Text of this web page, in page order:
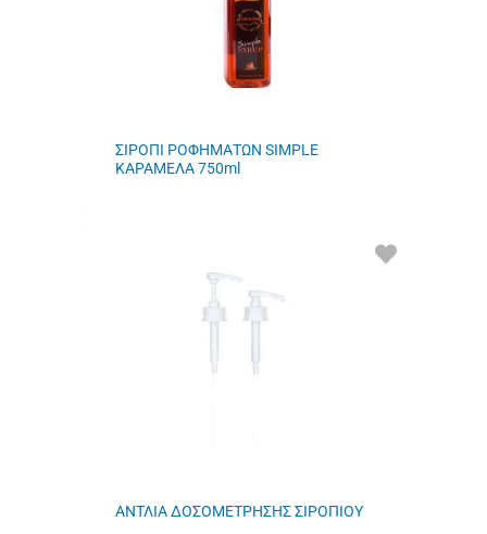
ΣΙΡΟΠΙ ΡΟΦΗΜΑΤΩΝ SIMPLE
ΚΑΡΑΜΕΛΑ 750ml
ΑΝΤΛΙΑ ΔΟΣΟΜΕΤΡΗΣΗΣ ΣΙΡΟΠΙΟΥ
ΠΡΟΣΘΗΚΗ